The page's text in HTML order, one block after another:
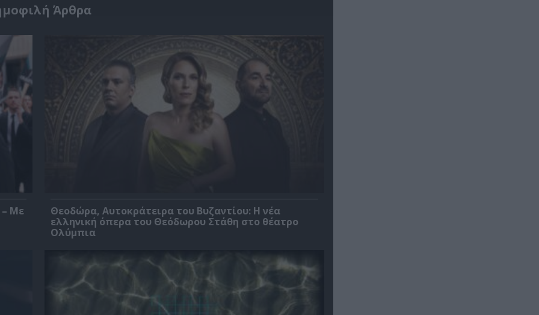
Άρθρα
– Με
Θεοδώρα, Αυτοκράτειρα του Βυζαντίου: Η νέα
ελληνική όπερα του Θεόδωρου Στάθη στο θέατρο
Ολύμπια